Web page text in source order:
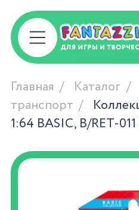
Главная Каталог
транспорт
1:64 BASIC, B/RET-